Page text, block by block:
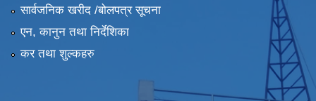
सार्वजनिक खरीद /बोलपत्र सूचना
एन, कानुन तथा निर्देशिका
कर तथा शुल्कहरु